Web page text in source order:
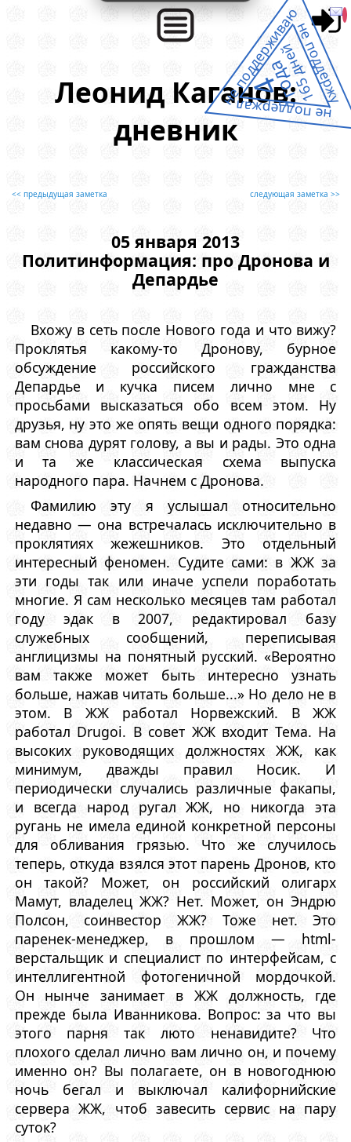
Леонид Каганов:
дневник
<< предыдущая заметка следующая заметка >>
05 января 2013
Политинформация: про Дронова и
Депардье
Вхожу в сеть после Нового года и что вижу?
Проклятья какому-то Дронову, бурное
обсуждение российского гражданства
Депардье и кучка писем лично мне с
просьбами высказаться обо всем этом. Ну
друзья, ну это же опять вещи одного порядка:
вам снова дурят голову, а вы и рады. Это одна
и та же классическая схема выпуска
народного пара. Начнем с Дронова.
Фамилию эту я услышал относительно
недавно — она встречалась исключительно в
проклятиях жежешников. Это отдельный
интересный феномен. Судите сами: в ЖЖ за
эти годы так или иначе успели поработать
многие. Я сам несколько месяцев там работал
году эдак в 2007, редактировал базу
служебных сообщений, переписывая
англицизмы на понятный русский. «Вероятно
вам также может быть интересно узнать
больше, нажав читать больше...» Но дело не в
этом. В ЖЖ работал Норвежский. В ЖЖ
работал Drugoi. В совет ЖЖ входит Тема. На
высоких руководящих должностях ЖЖ, как
минимум, дважды правил Носик. И
периодически случались различные факапы,
и всегда народ ругал ЖЖ, но никогда эта
ругань не имела единой конкретной персоны
для обливания грязью. Что же случилось
теперь, откуда взялся этот парень Дронов, кто
он такой? Может, он российский олигарх
Мамут, владелец ЖЖ? Нет. Может, он Эндрю
Полсон, соинвестор ЖЖ? Тоже нет. Это
паренек-менеджер, в прошлом — html-
верстальщик и специалист по интерфейсам, с
интеллигентной фотогеничной мордочкой.
Он нынче занимает в ЖЖ должность, где
прежде была Иванникова. Вопрос: за что вы
этого парня так люто ненавидите? Что
плохого сделал лично вам лично он, и почему
именно он? Вы полагаете, он в новогоднюю
ночь бегал и выключал калифорнийские
сервера ЖЖ, чтоб завесить сервис на пару
суток?
не поддержал
не поддерживаюне поддержу
4
года
165 дней